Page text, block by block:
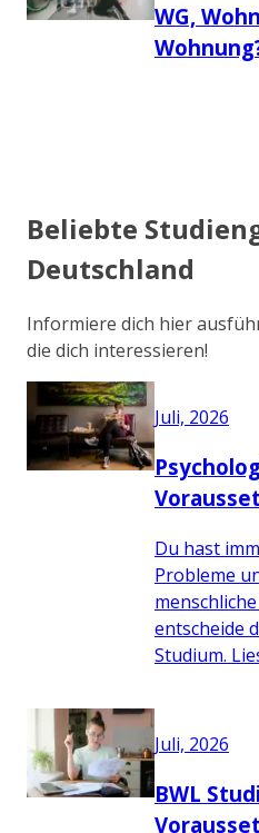
WG,
Beliebte
Deutschland
Informiere dich hier
die dich interessieren!
Juli, 2026
Du hast
Probleme
entscheide
Studium.
Juli, 2026
BWL